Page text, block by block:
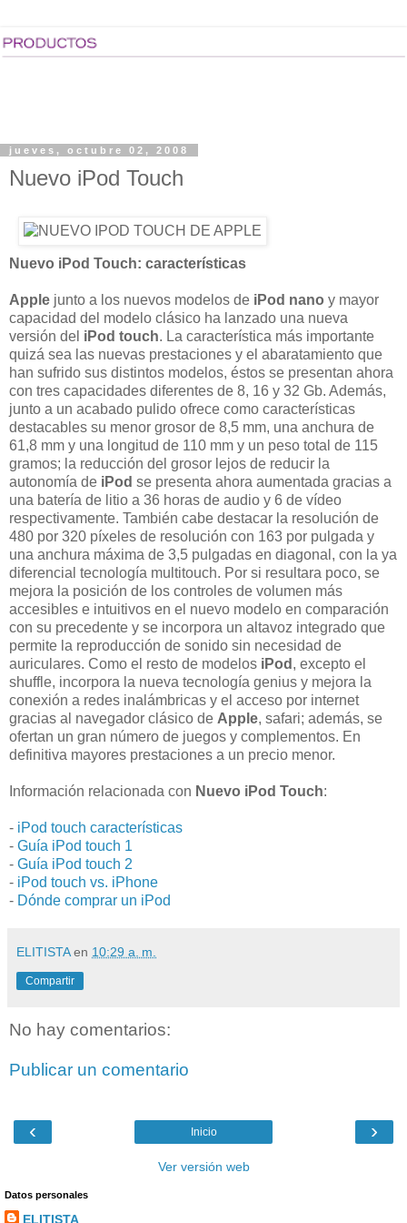
jueves, octubre 02, 2008
Nuevo iPod Touch
Nuevo iPod Touch: características
Apple junto a los nuevos modelos de iPod nano y mayor
capacidad del modelo clásico ha lanzado una nueva
versión del iPod touch. La característica más importante
quizá sea las nuevas prestaciones y el abaratamiento que
han sufrido sus distintos modelos, éstos se presentan ahora
con tres capacidades diferentes de 8, 16 y 32 Gb. Además,
junto a un acabado pulido ofrece como características
destacables su menor grosor de 8,5 mm, una anchura de
61,8 mm y una longitud de 110 mm y un peso total de 115
gramos; la reducción del grosor lejos de reducir la
autonomía de iPod se presenta ahora aumentada gracias a
una batería de litio a 36 horas de audio y 6 de vídeo
respectivamente. También cabe destacar la resolución de
480 por 320 píxeles de resolución con 163 por pulgada y
una anchura máxima de 3,5 pulgadas en diagonal, con la ya
diferencial tecnología multitouch. Por si resultara poco, se
mejora la posición de los controles de volumen más
accesibles e intuitivos en el nuevo modelo en comparación
con su precedente y se incorpora un altavoz integrado que
permite la reproducción de sonido sin necesidad de
auriculares. Como el resto de modelos iPod , excepto el
shuffle, incorpora la nueva tecnología genius y mejora la
conexión a redes inalámbricas y el acceso por internet
gracias al navegador clásico de Apple, safari; además, se
ofertan un gran número de juegos y complementos. En
definitiva mayores prestaciones a un precio menor.
Información relacionada con Nuevo iPod Touch:
- iPod touch características
- Guía iPod touch 1
- Guía iPod touch 2
- iPod touch vs. iPhone
- Dónde comprar un iPod
ELITISTA en 10:29 a. m.
Compartir
No hay comentarios:
Publicar un comentario
‹ ›
Inicio
Ver versión web
Datos personales
ELITISTA